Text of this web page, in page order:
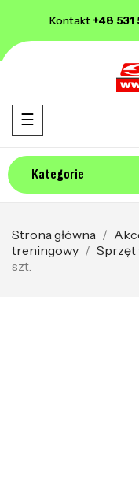
Kontakt+48 531
Kategorie
Toggle navigation
☰
Strona główna
treningowy
szt.